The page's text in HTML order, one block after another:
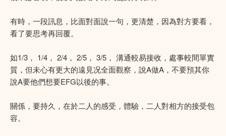
有時，一段訊息，比面對面說一句，更清楚，因為對方要看，
看了要思考再回覆。
如1/3， 1/4， 2/4， 2/5， 3/5， 溝通較易接收，處事較間單實
質，但未心有更大的遠見况全面觀察，說A做A，不要預其你
說A要他們想要EFG以後的事。
關係，要持久，在於二人的感受，體驗，二人對相方的接受包
容。